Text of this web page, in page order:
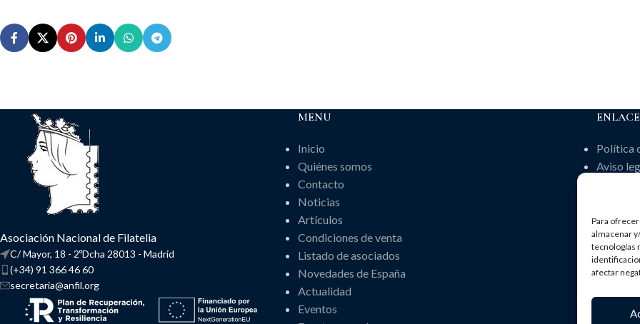
Para
almacenar
tecnologías
afectar
Asociación Nacional de Filatelia
C/ Mayor, 18 - 2ºDcha 28013 - Madrid
(+34) 91 366 46 60
secretaria@anfil.org
MENU
Inicio
Quiénes somos
Contacto
Noticias
Artículos
Condiciones de venta
Listado de asociados
Novedades de España
Actualidad
Eventos
Política
Aviso